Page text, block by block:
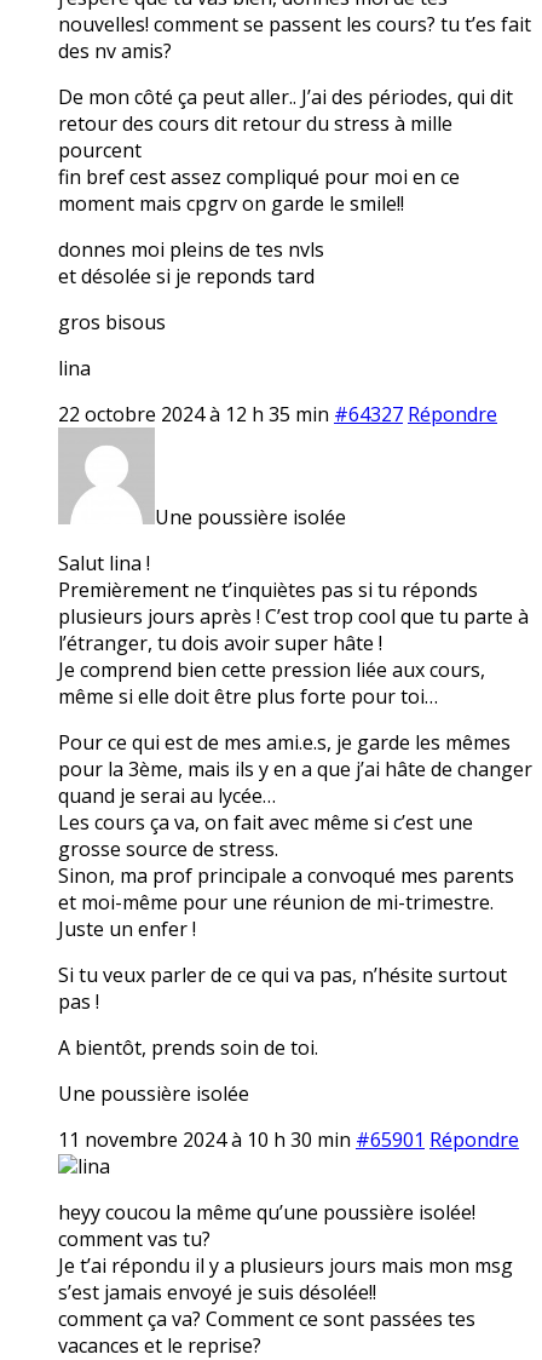
nouvelles! comment se passent les cours? tu t’es fait
des nv amis?
De mon côté ça peut aller.. J’ai des périodes, qui dit
retour des cours dit retour du stress à mille
pourcent
fin bref cest assez compliqué pour moi en ce
moment mais cpgrv on garde le smile!!
donnes moi pleins de tes nvls
et désolée si je reponds tard
gros bisous
lina
22 octobre 2024 à 12 h 35 min #64327 Répondre
Une poussière isolée
Salut lina !
Premièrement ne t’inquiètes pas si tu réponds
plusieurs jours après ! C’est trop cool que tu parte à
l’étranger, tu dois avoir super hâte !
Je comprend bien cette pression liée aux cours,
même si elle doit être plus forte pour toi…
Pour ce qui est de mes ami.e.s, je garde les mêmes
pour la 3ème, mais ils y en a que j’ai hâte de changer
quand je serai au lycée…
Les cours ça va, on fait avec même si c’est une
grosse source de stress.
Sinon, ma prof principale a convoqué mes parents
et moi-même pour une réunion de mi-trimestre.
Juste un enfer !
Si tu veux parler de ce qui va pas, n’hésite surtout
pas !
A bientôt, prends soin de toi.
Une poussière isolée
11 novembre 2024 à 10 h 30 min #65901 Répondre
lina
heyy coucou la même qu’une poussière isolée!
comment vas tu?
Je t’ai répondu il y a plusieurs jours mais mon msg
s’est jamais envoyé je suis désolée!!
comment ça va? Comment ce sont passées tes
vacances et le reprise?